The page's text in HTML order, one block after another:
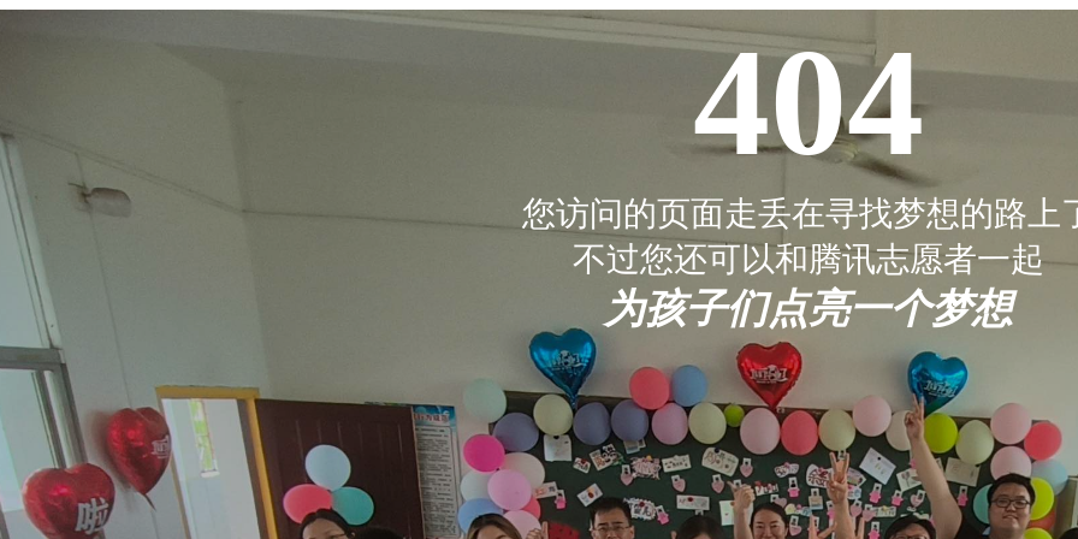
404
您访问的页面走丢在寻找梦想的路上
不过您还可以和腾讯志愿者一起
为孩子们点亮一个梦想